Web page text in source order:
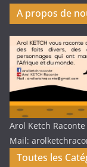
A propos de
Arol Ketch
Mail:
Toutes les